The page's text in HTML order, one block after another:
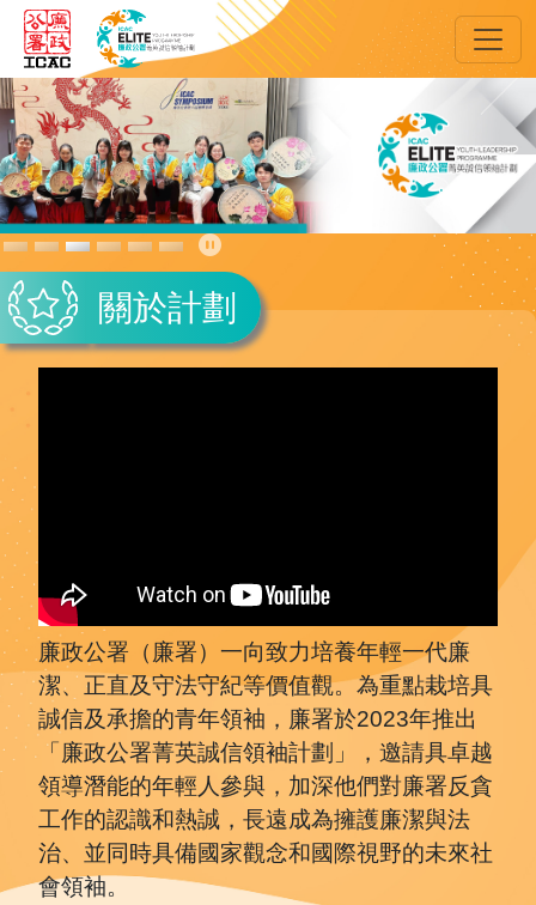
跳到主要內容
主頁
關於計劃
廉政公署（廉署）一向致力培養年輕一代廉
潔、正直及守法守紀等價值觀。為重點栽培具
誠信及承擔的青年領袖，廉署於2023年推出
「廉政公署菁英誠信領袖計劃」，邀請具卓越
領導潛能的年輕人參與，加深他們對廉署反貪
工作的認識和熱誠，長遠成為擁護廉潔與法
治、並同時具備國家觀念和國際視野的未來社
會領袖。